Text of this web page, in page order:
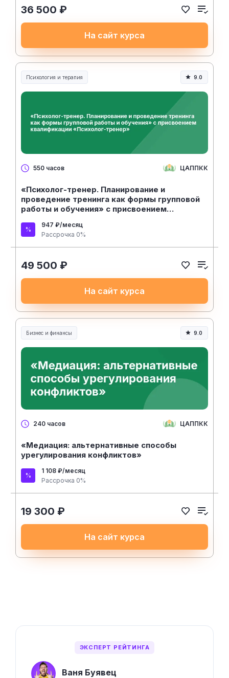
ЭКСПЕРТ РЕЙТИНГА
Ваня Буявец
36 500 ₽
На сайт курса
Психология и терапия 9.0
550 часов ЦАППКК
«Психолог-тренер. Планирование и
проведение тренинга как формы групповой
работы и обучения» с присвоением
947 ₽/месяц
Рассрочка 0%
49 500 ₽
На сайт курса
Бизнес и финансы 9.0
240 часов ЦАППКК
«Медиация: альтернативные способы
урегулирования конфликтов»
1 108 ₽/месяц
Рассрочка 0%
19 300 ₽
На сайт курса